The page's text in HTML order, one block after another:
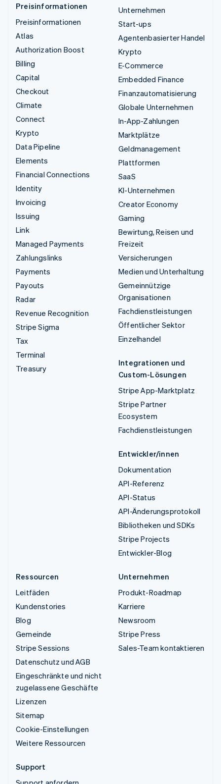
Preisinformationen
Preisinformationen
Atlas
Authorization Boost
Billing
Capital
Checkout
Climate
Connect
Krypto
Data Pipeline
Elements
Financial Connections
Identity
Invoicing
Issuing
Link
Managed Payments
Zahlungslinks
Payments
Payouts
Radar
Revenue Recognition
Stripe Sigma
Tax
Terminal
Treasury
Unternehmen
Start-ups
Agentenbasierter Handel
Krypto
E-Commerce
Embedded Finance
Finanzautomatisierung
Globale Unternehmen
In-App-Zahlungen
Marktplätze
Geldmanagement
Plattformen
SaaS
KI-Unternehmen
Creator Economy
Gaming
Bewirtung, Reisen und
Freizeit
Versicherungen
Medien und Unterhaltung
Gemeinnützige
Organisationen
Fachdienstleistungen
Öffentlicher Sektor
Einzelhandel
Integrationen und
Custom-Lösungen
Stripe App-Marktplatz
Stripe Partner
Ecosystem
Fachdienstleistungen
Entwickler/innen
Dokumentation
API-Referenz
API-Status
API-Änderungsprotokoll
Bibliotheken und SDKs
Stripe Projects
Entwickler-Blog
Ressourcen
Leitfäden
Kundenstories
Blog
Gemeinde
Stripe Sessions
Datenschutz und AGB
Eingeschränkte und nicht
zugelassene Geschäfte
Lizenzen
Sitemap
Cookie-Einstellungen
Weitere Ressourcen
Unternehmen
Produkt-Roadmap
Karriere
Newsroom
Stripe Press
Sales-Team kontaktieren
Support